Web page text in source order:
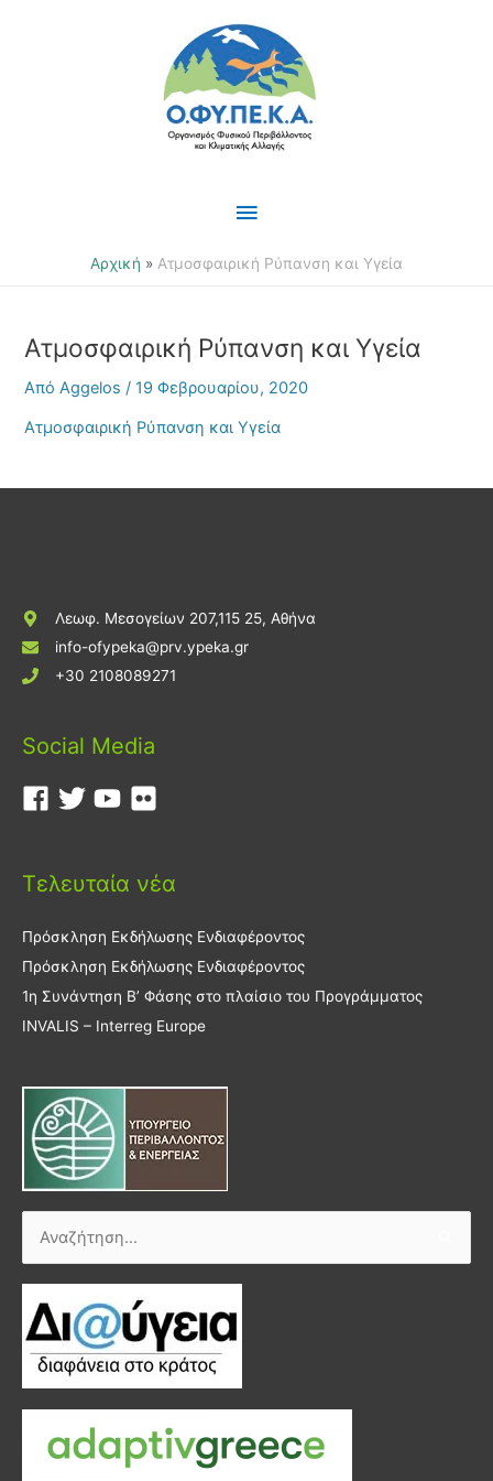
Κύριο
Μενού
Αρχική Ατμοσφαιρική Ρύπανση και Υγεία
Ατμοσφαιρική Ρύπανση και Υγεία
ΑπόAggelos/19 Φεβρουαρίου, 2020
Ατμοσφαιρική Ρύπανση και Υγεία
Λεωφ. Μεσογείων 207,115 25, Αθήνα
info-ofypeka@prv.ypeka.gr
+30 2108089271
Social Media
Τελευταία νέα
Πρόσκληση Εκδήλωσης Ενδιαφέροντος
Πρόσκληση Εκδήλωσης Ενδιαφέροντος
1η Συνάντηση Β’ Φάσης στο πλαίσιο του Προγράμματος
INVALIS – Interreg Europe
Αναζήτηση